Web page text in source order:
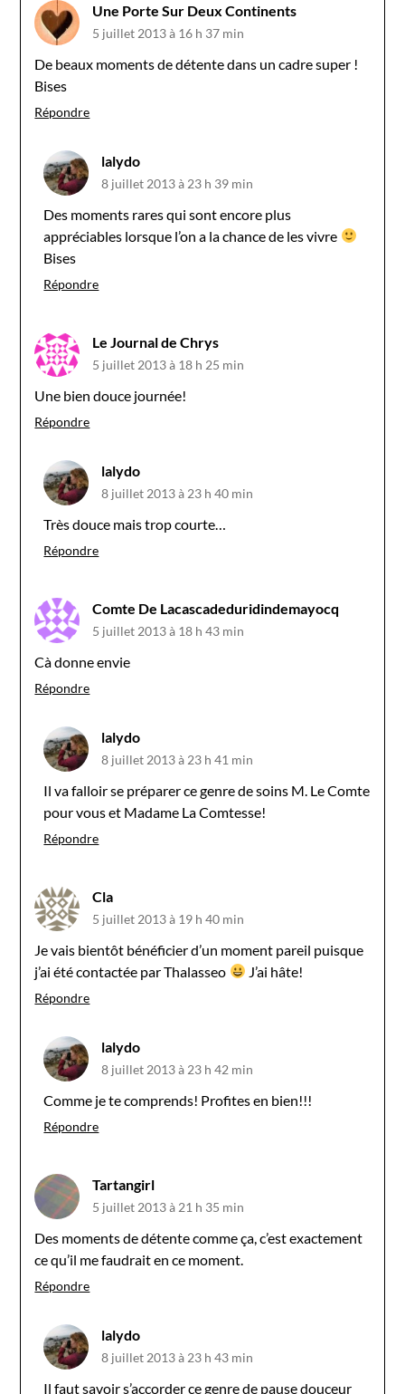
Une Porte Sur Deux Continents
5 juillet 2013 à 16 h 37 min
De beaux moments de détente dans un cadre super !
Bises
Répondre
lalydo
8 juillet 2013 à 23 h 39 min
Des moments rares qui sont encore plus
appréciables lorsque l’on a la chance de les vivre
Bises
Répondre
Le Journal de Chrys
5 juillet 2013 à 18 h 25 min
Une bien douce journée!
Répondre
lalydo
8 juillet 2013 à 23 h 40 min
Très douce mais trop courte…
Répondre
Comte De Lacascadeduridindemayocq
5 juillet 2013 à 18 h 43 min
Cà donne envie
Répondre
lalydo
8 juillet 2013 à 23 h 41 min
Il va falloir se préparer ce genre de soins M. Le Comte
pour vous et Madame La Comtesse!
Répondre
Cla
5 juillet 2013 à 19 h 40 min
Je vais bientôt bénéficier d’un moment pareil puisque
j’ai été contactée par Thalasseo
J’ai hâte!
Répondre
lalydo
8 juillet 2013 à 23 h 42 min
Comme je te comprends! Profites en bien!!!
Répondre
Tartangirl
5 juillet 2013 à 21 h 35 min
Des moments de détente comme ça, c’est exactement
ce qu’il me faudrait en ce moment.
Répondre
lalydo
8 juillet 2013 à 23 h 43 min
Il faut savoir s’accorder ce genre de pause douceur